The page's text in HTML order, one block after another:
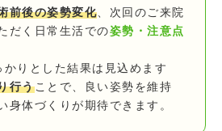
前後の姿勢変化 、次回のご来院
だく日常生活での姿勢・注意点
かりとした結果は見込めます
行うことで、良い姿勢を維持
身体づくりが期待できます。